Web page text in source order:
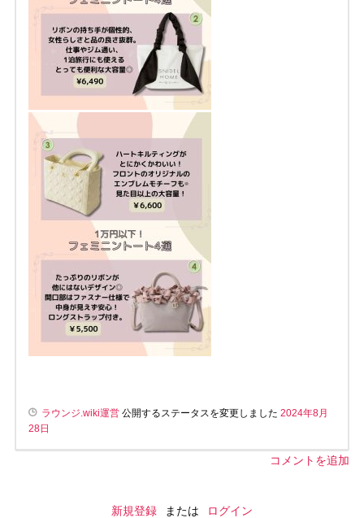
ラウンジ.wiki運営公開するステータスを変更しました 2024年8月
28日
コメントを追加
新規登録 または ログイン